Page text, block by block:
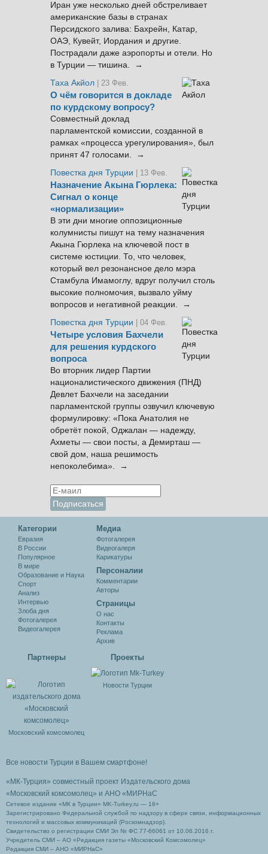
Иран уже несколько дней обстреливает
американские базы в странах
Персидского залива: Бахрейн, Катар,
ОАЭ, Кувейт, Иордания и другие.
Пострадали даже аэропорты и отели. Но
в Турции — тишина. →
Таха Акйол | 23 Фев.
О чём говорится в докладе
по курдскому вопросу?
Совместный доклад
парламентской комиссии, созданной в
рамках «процесса урегулирования», был
принят 47 голосами. →
Повестка дня Турции
| 13 Фев.
Назначение Акына Гюрлека:
Сигнал о конце
«нормализации»
В эти дни многие оппозиционные
колумнисты пишут на тему назначения
Акына Гюрлека на ключевой пост в
системе юстиции. То, что человек,
который вел резонансное дело мэра
Стамбула Имамоглу, вдруг получил столь
высокие полномочия, вызвало уйму
вопросов и негативной реакции. →
Повестка дня Турции
| 04 Фев.
Четыре условия Бахчели
для решения курдского
вопроса
Во вторник лидер Партии
националистического движения (ПНД)
Девлет Бахчели на заседании
парламентской группы озвучил ключевую
формулировку: «Пока Анатолия не
обретёт покой, Оджалан — надежду,
Ахметы — свои посты, а Демирташ —
свой дом, наша решимость
непоколебима». →
Категории
Евразия
В России
Популярное
В мире
Образование и Наука
Спорт
Анализ
Интервью
Злоба дня
Фотогалерея
Видеогалерея
Медиа
Фотогалерея
Видеогалеря
Карикатуры
Персоналии
Комментарии
Авторы
Cтраницы
О нас
Контакты
Реклама
Архив
Партнеры
Московский комсомолец
Проекты
Новости Турции
Все новости Турции в Вашем смартфоне!
«МК-Турция» совместный проект Издательского дома
«Московский комсомолец» и АНО «МИРНаС
Сетевое издание «МК в Турции» MK-Turkey.ru — 16+
Зарегистрировано Федеральной службой по надзору в сфере связи, информационных
технологий и массовых коммуникаций (Роскомнадзор).
Свидетельство о регистрации СМИ Эл № ФС 77-66061 от 10.06.2016 г.
Учредитель СМИ – АО «Редакция газеты «Московский Комсомолец»
Редакция СМИ – АНО «МИРНаС»